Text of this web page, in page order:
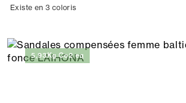
Existe en 3 coloris
5,93Kg Co2 eq